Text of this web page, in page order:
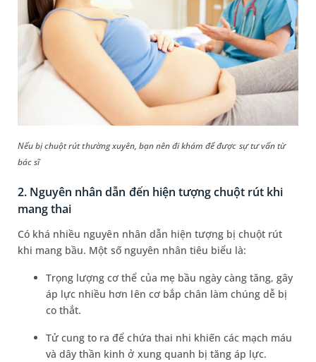
Nếu bị chuột rút thường xuyên, bạn nên đi khám để được sự tư vấn từ
bác sĩ
2. Nguyên nhân dẫn đến hiện tượng chuột rút khi
mang thai
Có khá nhiều nguyên nhân dẫn hiện tượng bị chuột rút
khi mang bầu. Một số nguyên nhân tiêu biểu là:
Trọng lượng cơ thể của mẹ bầu ngày càng tăng, gây
áp lực nhiều hơn lên cơ bắp chân làm chúng dễ bị
co thắt.
Tử cung to ra để chứa thai nhi khiến các mạch máu
và dây thần kinh ở xung quanh bị tăng áp lực.